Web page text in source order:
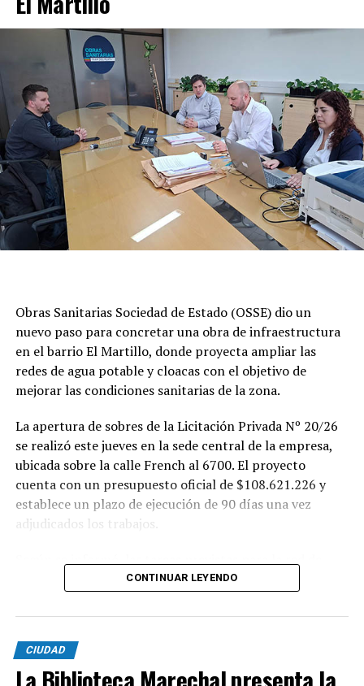
Obras Sanitarias Sociedad de Estado (OSSE) dio un
nuevo paso para concretar una obra de infraestructura
en el barrio El Martillo, donde proyecta ampliar las
redes de agua potable y cloacas con el objetivo de
mejorar las condiciones sanitarias de la zona.
La apertura de sobres de la Licitación Privada Nº 20/26
se realizó este jueves en la sede central de la empresa,
ubicada sobre la calle French al 6700. El proyecto
cuenta con un presupuesto oficial de $108.621.226 y
establece un plazo de ejecución de 90 días una vez
adjudicados los trabajos.
agua potable incluyen la colocación de unos 355 metros
de cañerías de PVC, la instalación de válvulas y la
ejecución de 29 conexiones domiciliarias. Los trabajos se
desarrollarán en distintos sectores comprendidos por
las calles Pehuajó, Sicilia, Génova y Génova Bis.
CONTINUAR LEYENDO
CIUDAD